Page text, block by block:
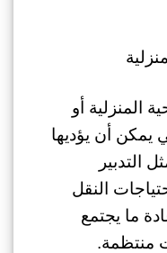
المنزلية أو
يمكن أن يؤديها
التدبير
النقل
ما يجتمع
منتظمة.